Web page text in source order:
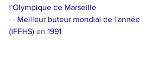
l'Olympique de Marseille
· · Meilleur buteur mondial de l'année
(IFFHS) en 1991